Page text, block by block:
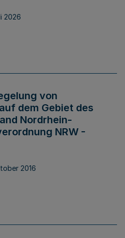
2026
von
dem Gebiet des
Nordrhein-
NRW -
2016